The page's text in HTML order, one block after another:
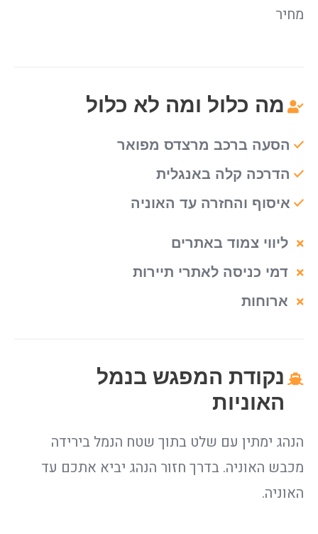
מחיר
מה כלול ומה לא כלול
הסעה ברכב מרצדס מפואר
הדרכה קלה באנגלית
איסוף והחזרה עד האוניה
ליווי צמוד באתרים
דמי כניסה לאתרי תיירות
ארוחות
נקודת המפגש בנמל
האוניות
הנהג ימתין עם שלט בתוך שטח הנמל בירידה
מכבש האוניה. בדרך חזור הנהג יביא אתכם עד
האוניה.